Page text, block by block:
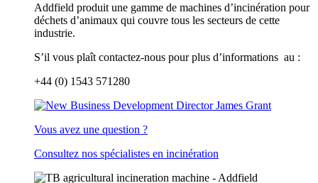
Addfield produit une gamme de machines d’incinération pour
déchets d’animaux qui couvre tous les secteurs de cette
industrie.
S’il vous plaît contactez-nous pour plus d’informations au :
+44 (0) 1543 571280
Vous avez une question ?
Consultez nos spécialistes en incinération